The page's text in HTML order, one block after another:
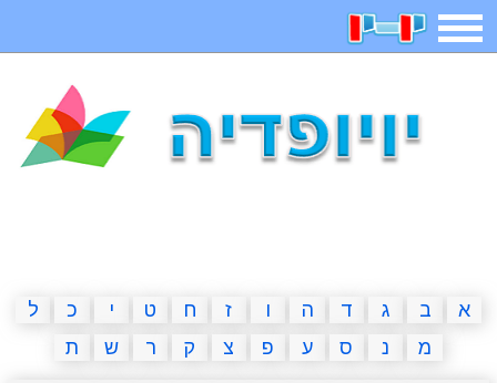
תפריט
איש תלוי מדריכים פוקימון גו מצא הבדלים
א ב ג ד ה ו ז ח ט י כ
ל
מ
נ ס ע פ צ ק ר ש ת